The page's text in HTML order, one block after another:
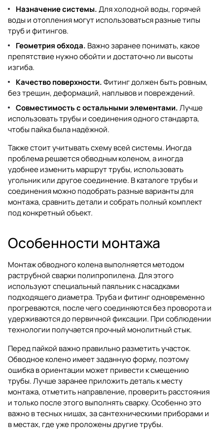
Назначение системы.Для холодной воды, горячей
воды и отопления могут использоваться разные типы
труб и фитингов.
Геометрия обхода. Важно заранее понимать, какое
препятствие нужно обойти и достаточно ли высоты
изгиба.
Качество поверхности.Фитинг должен быть ровным,
без трещин, деформаций, наплывов и повреждений.
Совместимость с остальными элементами.Лучше
использовать трубы и соединения одного стандарта,
чтобы пайка была надёжной.
Также стоит учитывать схему всей системы. Иногда
проблема решается обводным коленом, а иногда
удобнее изменить маршрут трубы, использовать
угольник или другое соединение. В каталогетрубы и
соединенияможно подобрать разные варианты для
монтажа, сравнить детали и собрать полный комплект
под конкретный объект.
Особенности монтажа
Монтаж обводного колена выполняется методом
раструбной сварки полипропилена. Для этого
используют специальный паяльник с насадками
подходящего диаметра. Труба и фитинг одновременно
прогреваются, после чего соединяются без проворота и
удерживаются до первичной фиксации. При соблюдении
технологии получается прочный монолитный стык.
Перед пайкой важно правильно разметить участок.
Обводное колено имеет заданную форму, поэтому
ошибка в ориентации может привести к смещению
трубы. Лучше заранее приложить деталь к месту
монтажа, отметить направление, проверить расстояния
и только после этого выполнять сварку. Особенно это
важно в тесных нишах, за сантехническими приборами и
в местах, где уже проложены другие трубы.